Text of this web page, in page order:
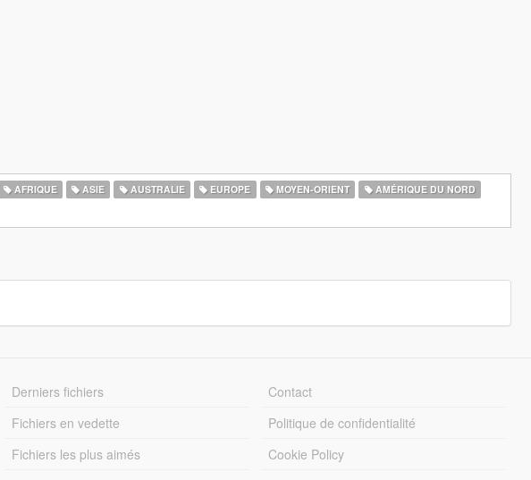
AFRIQUE ASIE AUSTRALIE EUROPE MOYEN-ORIENT
AMÉRIQUE DU NORD
Derniers fichiers
Fichiers en vedette
Fichiers les plus aimés
Contact
Politique de confidentialité
Cookie Policy